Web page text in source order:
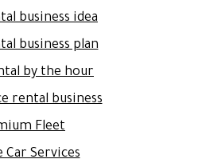
business idea
business plan
by the hour
rental business
Fleet
Car Services